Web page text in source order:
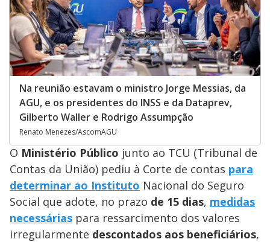
Na reunião estavam o ministro Jorge Messias, da
AGU, e os presidentes do INSS e da Dataprev,
Gilberto Waller e Rodrigo Assumpção
Renato Menezes/AscomAGU
O Ministério Público junto ao TCU (Tribunal de
Contas da União) pediu à Corte de contas para
determinar ao Instituto Nacional do Seguro
Social que adote, no prazo de 15 dias, medidas
necessárias para ressarcimento dos valores
irregularmente descontados aos beneficiários,